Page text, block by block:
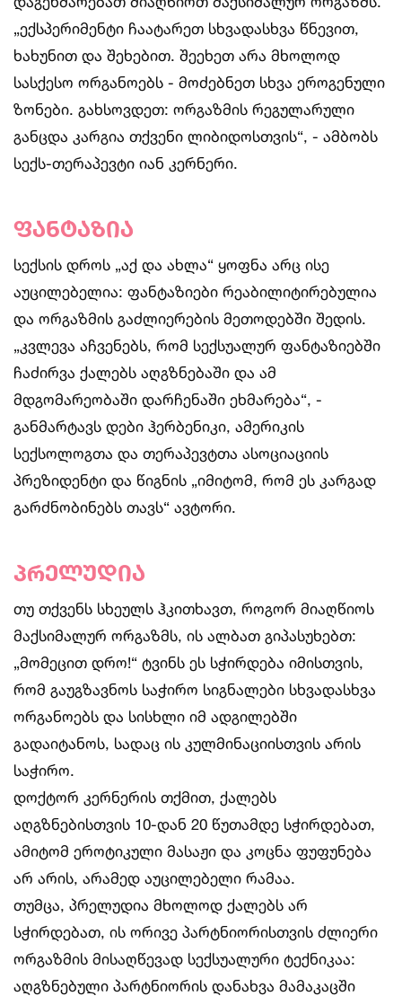
„ექსპერიმენტი ჩაატარეთ სხვადასხვა წნევით,
ხახუნით და შეხებით. შეეხეთ არა მხოლოდ
სასქესო ორგანოებს - მოძებნეთ სხვა ეროგენული
ზონები. გახსოვდეთ: ორგაზმის რეგულარული
განცდა კარგია თქვენი ლიბიდოსთვის“, - ამბობს
სექს-თერაპევტი იან კერნერი.
ფანტაზია
სექსის დროს „აქ და ახლა“ ყოფნა არც ისე
აუცილებელია: ფანტაზიები რეაბილიტირებულია
და ორგაზმის გაძლიერების მეთოდებში შედის.
„კვლევა აჩვენებს, რომ სექსუალურ ფანტაზიებში
ჩაძირვა ქალებს აღგზნებაში და ამ
მდგომარეობაში დარჩენაში ეხმარება“, -
განმარტავს დები ჰერბენიკი, ამერიკის
სექსოლოგთა და თერაპევტთა ასოციაციის
პრეზიდენტი და წიგნის „იმიტომ, რომ ეს კარგად
გარძნობინებს თავს“ ავტორი.
პრელუდია
თუ თქვენს სხეულს ჰკითხავთ, როგორ მიაღწიოს
მაქსიმალურ ორგაზმს, ის ალბათ გიპასუხებთ:
„მომეცით დრო!“ ტვინს ეს სჭირდება იმისთვის,
რომ გაუგზავნოს საჭირო სიგნალები სხვადასხვა
ორგანოებს და სისხლი იმ ადგილებში
გადაიტანოს, სადაც ის კულმინაციისთვის არის
საჭირო.
დოქტორ კერნერის თქმით, ქალებს
აღგზნებისთვის 10-დან 20 წუთამდე სჭირდებათ,
ამიტომ ეროტიკული მასაჟი და კოცნა ფუფუნება
არ არის, არამედ აუცილებელი რამაა.
თუმცა, პრელუდია მხოლოდ ქალებს არ
სჭირდებათ, ის ორივე პარტნიორისთვის ძლიერი
ორგაზმის მისაღწევად სექსუალური ტექნიკაა:
აღგზნებული პარტნიორის დანახვა მამაკაცში